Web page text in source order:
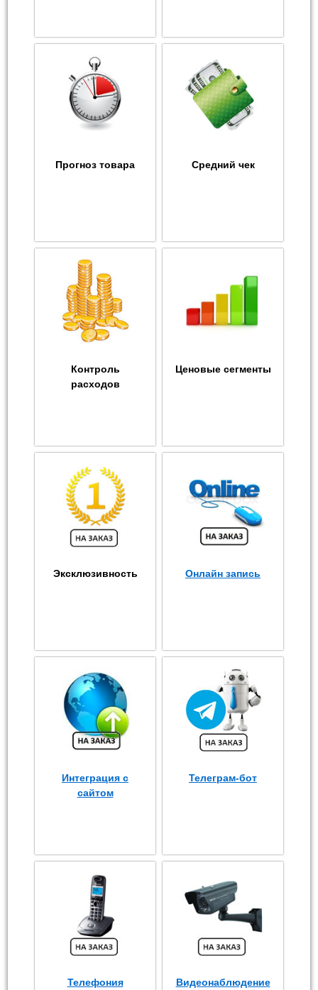
Прогноз товара Средний чек
Контроль
расходов
Ценовые сегменты
Эксклюзивность Онлайн запись
Интеграция с
сайтом
Телеграм-бот
Телефония Видеонаблюдение